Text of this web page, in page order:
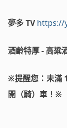
夢多 TVhttps://
酒齡特厚 - 高粱
※提醒您：未滿
開（騎）車！※